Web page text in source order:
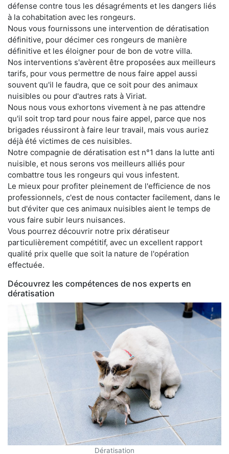
défense contre tous les désagréments et les dangers liés
à la cohabitation avec les rongeurs.
Nous vous fournissons une intervention de dératisation
définitive, pour décimer ces rongeurs de manière
définitive et les éloigner pour de bon de votre villa.
Nos interventions s'avèrent être proposées aux meilleurs
tarifs, pour vous permettre de nous faire appel aussi
souvent qu'il le faudra, que ce soit pour des animaux
nuisibles ou pour d'autres rats à Viriat.
Nous nous vous exhortons vivement à ne pas attendre
qu'il soit trop tard pour nous faire appel, parce que nos
brigades réussiront à faire leur travail, mais vous auriez
déjà été victimes de ces nuisibles.
Notre compagnie de dératisation est n°1 dans la lutte anti
nuisible, et nous serons vos meilleurs alliés pour
combattre tous les rongeurs qui vous infestent.
Le mieux pour profiter pleinement de l'efficience de nos
professionnels, c'est de nous contacter facilement, dans le
but d'éviter que ces animaux nuisibles aient le temps de
vous faire subir leurs nuisances.
Vous pourrez découvrir notre prix dératiseur
particulièrement compétitif, avec un excellent rapport
qualité prix quelle que soit la nature de l'opération
effectuée.
Découvrez les compétences de nos experts en
dératisation
Dératisation